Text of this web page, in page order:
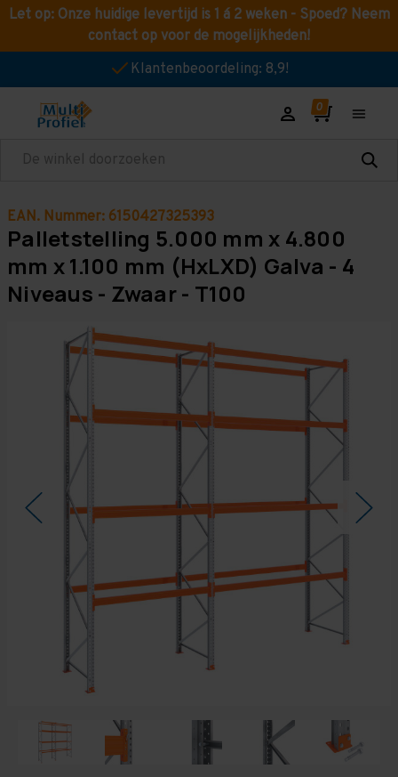
Let op: Onze huidige levertijd is 1 á 2 weken - Spoed? Neem
contact op voor de mogelijkheden!
Klantenbeoordeling: 8,9!
Zoeken
EAN. Nummer: 6150427325393
Palletstelling 5.000 mm x 4.800
mm x 1.100 mm (HxLXD) Galva - 4
Niveaus - Zwaar - T100